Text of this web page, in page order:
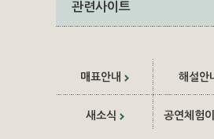
관련사이트
매표안내 해설안
새소식 공연체험